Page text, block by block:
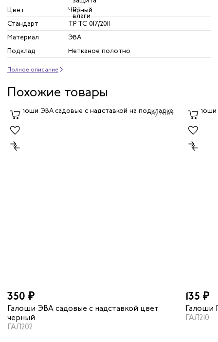
Цвет
Черный
Стандарт
ТР ТС 017/2011
Материал
ЭВА
Подклад
Нетканое полотно
Полное описание
Похожие товары
Аутлет
350 ₽
Галоши ЭВА садовые с надставкой цвет
черный
ГАЛ202
135 ₽
Галоши
ГАЛ210